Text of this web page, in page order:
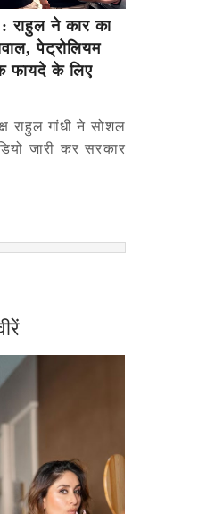
राहुल ने कार का
पेट्रोलियम
फायदे के लिए
राहुल गांधी ने सोशल
जारी कर सरकार